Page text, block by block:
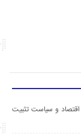
اقتصاد و سیاست تثبیت